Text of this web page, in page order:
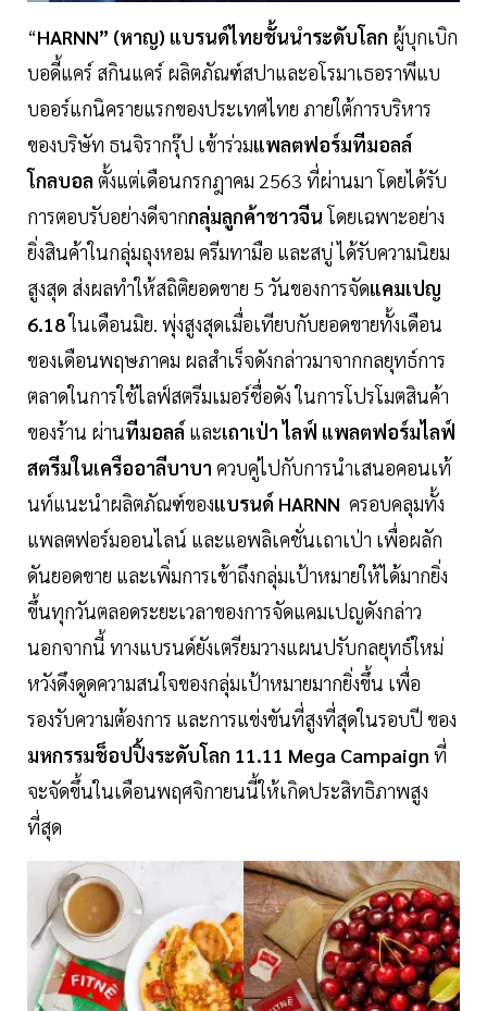
“HARNN” (หาญ) แบรนด์ไทยชั้นนำระดับโลก ผู้บุกเบิก
บอดี้แคร์ สกินแคร์ ผลิตภัณฑ์สปาและอโรมาเธอราพีแบ
บออร์แกนิครายแรกของประเทศไทย ภายใต้การบริหาร
ของบริษัท ธนจิรากรุ๊ป เข้าร่วมแพลตฟอร์มทีมอลล์
โกลบอล ตั้งแต่เดือนกรกฎาคม 2563 ที่ผ่านมา โดยได้รับ
การตอบรับอย่างดีจากกลุ่มลูกค้าชาวจีนโดยเฉพาะอย่าง
ยิ่งสินค้าในกลุ่มถุงหอม ครีมทามือ และสบู่ ได้รับความนิยม
สูงสุด ส่งผลทำให้สถิติยอดขาย 5 วันของการจัดแคมเปญ
6.18ในเดือนมิย. พุ่งสูงสุดเมื่อเทียบกับยอดขายทั้งเดือน
ของเดือนพฤษภาคม ผลสำเร็จดังกล่าวมาจากกลยุทธ์การ
ตลาดในการใช้ไลฟ์สตรีมเมอร์ชื่อดัง ในการโปรโมตสินค้า
ของร้าน ผ่านทีมอลล์ และเถาเป่า ไลฟ์ แพลตฟอร์มไลฟ์
สตรีมในเครืออาลีบาบา ควบคู่ไปกับการนำเสนอคอนเท้
นท์แนะนำผลิตภัณฑ์ของแบรนด์ HARNN ครอบคลุมทั้ง
แพลตฟอร์มออนไลน์ และแอพลิเคชั่นเถาเป่า เพื่อผลัก
ดันยอดขาย และเพิ่มการเข้าถึงกลุ่มเป้าหมายให้ได้มากยิ่ง
ขึ้นทุกวันตลอดระยะเวลาของการจัดแคมเปญดังกล่าว
นอกจากนี้ ทางแบรนด์ยังเตรียมวางแผนปรับกลยุทธ์ใหม่
หวังดึงดูดความสนใจของกลุ่มเป้าหมายมากยิ่งขึ้น เพื่อ
รองรับความต้องการ และการแข่งขันที่สูงที่สุดในรอบปี ของ
มหกรรมช็อปปิ้งระดับโลก 11.11 Mega Campaign ที่
จะจัดขึ้นในเดือนพฤศจิกายนนี้ให้เกิดประสิทธิภาพสูง
ที่สุด